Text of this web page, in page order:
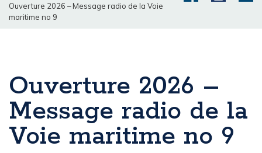
Ouverture 2026 – Message radio de la Voie
maritime no 9
Ouverture 2026 –
Message radio de la
Voie maritime no 9